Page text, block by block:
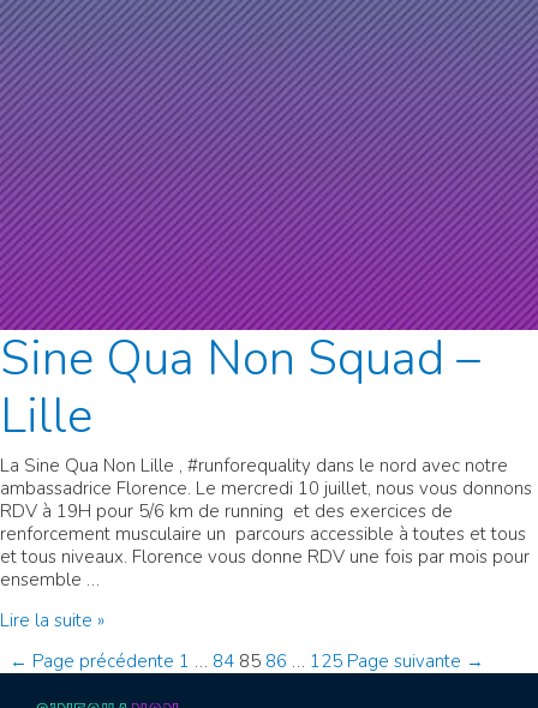
Sine Qua Non Squad –
Lille
La Sine Qua Non Lille , #runforequality dans le nord avec notre
ambassadrice Florence. Le mercredi 10 juillet, nous vous donnons
RDV à 19H pour 5/6 km de running et des exercices de
renforcement musculaire un parcours accessible à toutes et tous
et tous niveaux. Florence vous donne RDV une fois par mois pour
ensemble …
Sine
Non
Lire la suite »
Pagination
← Page précédente 1 … 84 85 86 … 125 Page suivante →